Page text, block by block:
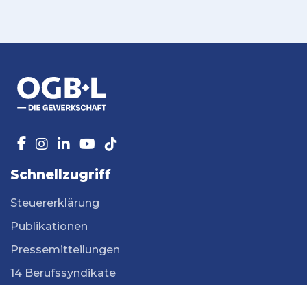
Schnellzugriff
Steuererklärung
Publikationen
Pressemitteilungen
14 Berufssyndikate